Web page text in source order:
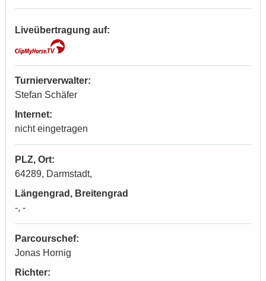
Liveübertragung auf:
Turnierverwalter:
Stefan Schäfer
Internet:
nicht eingetragen
PLZ, Ort:
64289, Darmstadt,
Längengrad, Breitengrad
-, -
Parcourschef:
Jonas Hornig
Richter: